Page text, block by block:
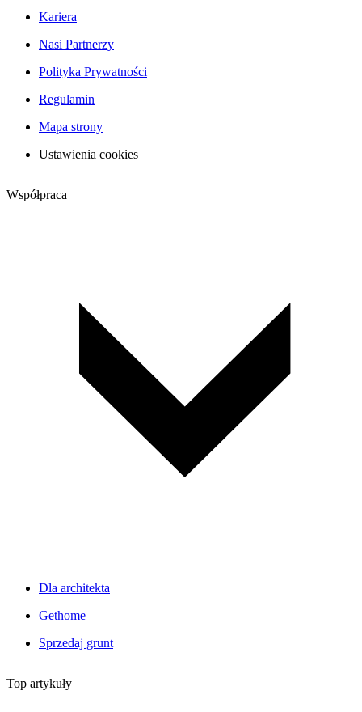
Kariera
Nasi Partnerzy
Polityka Prywatności
Regulamin
Mapa strony
Ustawienia cookies
Współpraca
Dla architekta
Gethome
Sprzedaj grunt
Top artykuły